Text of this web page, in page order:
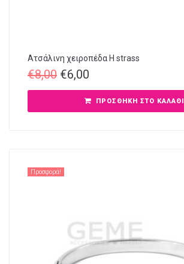
Ατσάλινη χειροπέδα Η strass
€8,00 €6,00
ΠΡΟΣΘΉΚΗ ΣΤΟ ΚΑΛΆΘΙ
Προσφορά!